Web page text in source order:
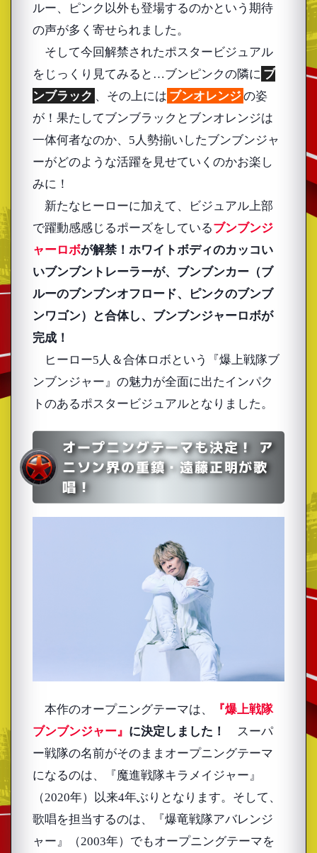
ルー、ピンク以外も登場するのかという期待
の声が多く寄せられました。
そして今回解禁されたポスタービジュアル
をじっくり見てみると…ブンピンクの隣に ブ
ンブラック 、その上には ブンオレンジの姿
が！果たしてブンブラックとブンオレンジは
一体何者なのか、5人勢揃いしたブンブンジャ
ーがどのような活躍を見せていくのかお楽し
みに！
新たなヒーローに加えて、ビジュアル上部
で躍動感感じるポーズをしているブンブンジ
ャーロボが解禁！ホワイトボディのカッコい
いブンブントレーラーが、ブンブンカー（ブ
ルーのブンブンオフロード、ピンクのブンブ
ンワゴン）と合体し、ブンブンジャーロボが
完成！
ヒーロー5人＆合体ロボという『爆上戦隊ブ
ンブンジャー』の魅力が全面に出たインパク
トのあるポスタービジュアルとなりました。
オープニングテーマも決定！ ア
ニソン界の重鎮・遠藤正明が歌
唱！
本作のオープニングテーマは、
『爆上戦隊
ブンブンジャー』 に決定しました！
スーパ
ー戦隊の名前がそのままオープニングテーマ
になるのは、『魔進戦隊キラメイジャー』
（2020年）以来4年ぶりとなります。そして、
歌唱を担当するのは、『爆竜戦隊アバレンジ
ャー』（2003年）でもオープニングテーマを